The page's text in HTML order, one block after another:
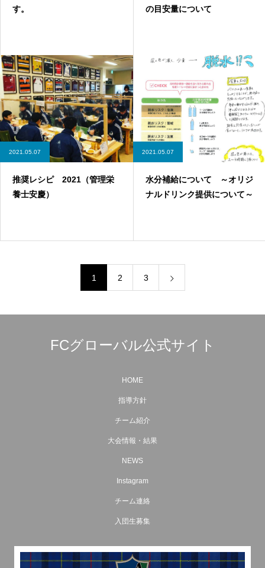
す。
の目安量について
2021.05.07
推奨レシピ 2021（管理栄
養士安慶）
2021.05.07
水分補給について ～オリジ
ナルドリンク提供について～
1 2 3
FCグローバル公式サイト
HOME
指導方針
チーム紹介
大会情報・結果
NEWS
Instagram
チーム連絡
入団生募集